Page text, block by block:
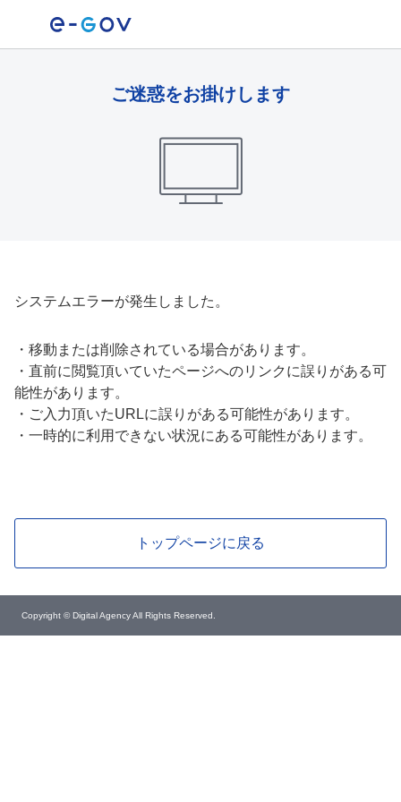
ご迷惑をお掛けします
システムエラーが発生しました。
・ 移動または削除されている場合があります。
・ 直前に閲覧頂いていたページへのリンクに誤りがある可
能性があります。
・ ご入力頂いたURLに誤りがある可能性があります。
・ 一時的に利用できない状況にある可能性があります。
トップページに戻る
Copyright © Digital Agency All Rights Reserved.